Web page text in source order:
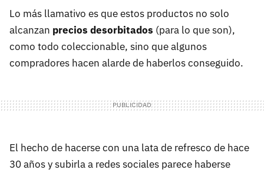
Lo más llamativo es que estos productos no solo
alcanzan precios desorbitados (para lo que son),
como todo coleccionable, sino que algunos
compradores hacen alarde de haberlos conseguido.
El hecho de hacerse con una lata de refresco de hace
30 años y subirla a redes sociales parece haberse